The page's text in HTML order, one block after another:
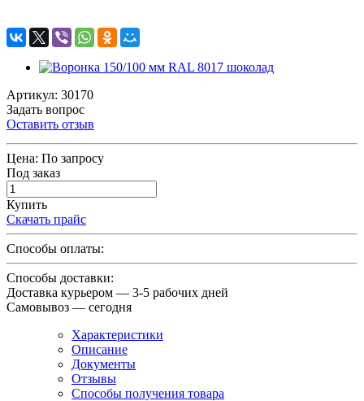
Артикул: 30170
Задать вопрос
Оставить отзыв
Цена: По запросу
Под заказ
Купить
Скачать прайс
Способы оплаты:
Способы доставки:
Доставка курьером — 3-5 рабочих дней
Самовывоз — сегодня
Характеристики
Описание
Документы
Отзывы
Способы получения товара